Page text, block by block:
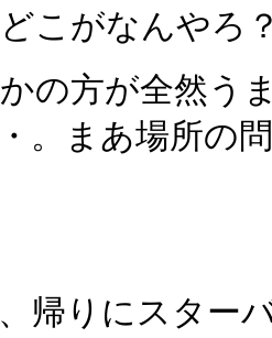
こがなんや
かの方が全然
。まあ場所の
帰りにスター